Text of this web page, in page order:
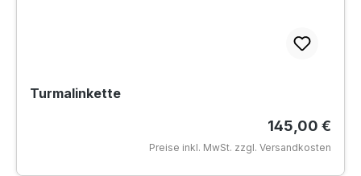
Turmalinkette
Regulärer
145,00 €
Preise inkl. MwSt. zzgl. Versandkosten